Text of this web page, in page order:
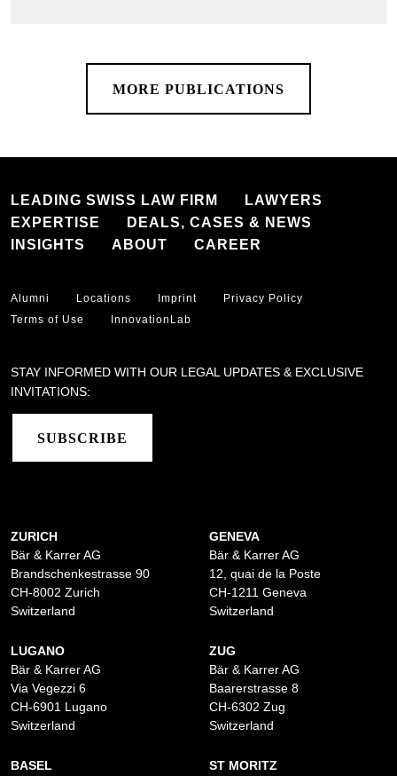
MORE PUBLICATIONS
LEADING SWISS LAW FIRM
LAWYERS
EXPERTISE
DEALS, CASES & NEWS
INSIGHTS
ABOUT CAREER
Alumni Locations Imprint
Privacy Policy
Terms of Use
InnovationLab
STAY INFORMED WITH OUR LEGAL UPDATES & EXCLUSIVE
INVITATIONS:
SUBSCRIBE
ZURICH
Bär & Karrer AG
Brandschenkestrasse 90
CH-8002 Zurich
Switzerland
GENEVA
Bär & Karrer AG
12, quai de la Poste
CH-1211 Geneva
Switzerland
LUGANO
Bär & Karrer AG
Via Vegezzi 6
CH-6901 Lugano
Switzerland
ZUG
Bär & Karrer AG
Baarerstrasse 8
CH-6302 Zug
Switzerland
BASEL ST MORITZ